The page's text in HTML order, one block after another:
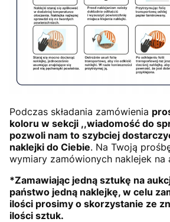
Podczas składania zamówienia
koloru w sekcji ,,wiadomość do
pozwoli nam to szybciej
naklejki do Ciebie. Na Twoją
wymiary zamówionych naklejek na
*Zamawiając jedną sztukę na
państwo jedną naklejkę, w celu
ilości prosimy o skorzystanie ze
ilości sztuk.